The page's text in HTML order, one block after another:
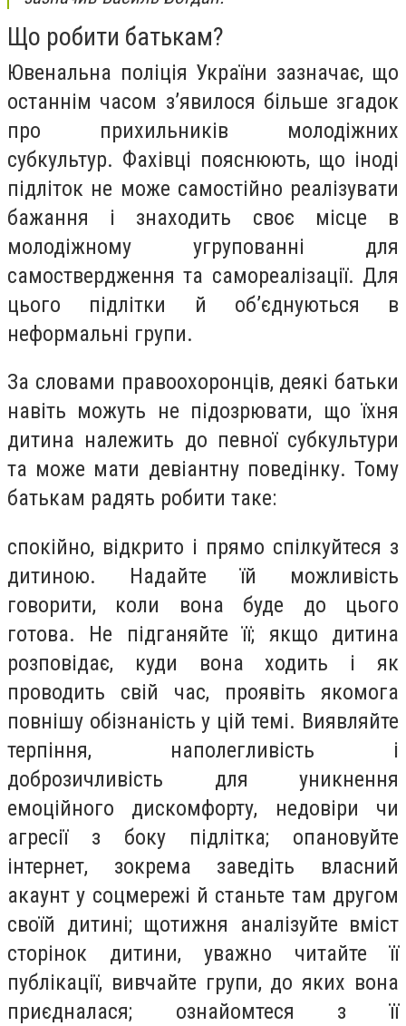
Що робити батькам?
Ювенальна поліція України зазначає, що
останнім часом з’явилося більше згадок
про прихильників молодіжних
субкультур. Фахівці пояснюють, що іноді
підліток не може самостійно реалізувати
бажання і знаходить своє місце в
молодіжному угрупованні для
самоствердження та самореалізації. Для
цього підлітки й об’єднуються в
неформальні групи.
За словами правоохоронців, деякі батьки
навіть можуть не підозрювати, що їхня
дитина належить до певної субкультури
та може мати девіантну поведінку. Тому
батькам радять робити таке:
спокійно, відкрито і прямо спілкуйтеся з
дитиною. Надайте їй можливість
говорити, коли вона буде до цього
готова. Не підганяйте її; якщо дитина
розповідає, куди вона ходить і як
проводить свій час, проявіть якомога
повнішу обізнаність у цій темі. Виявляйте
терпіння, наполегливість і
доброзичливість для уникнення
емоційного дискомфорту, недовіри чи
агресії з боку підлітка; опановуйте
інтернет, зокрема заведіть власний
акаунт у соцмережі й станьте там другом
своїй дитині; щотижня аналізуйте вміст
сторінок дитини, уважно читайте її
публікації, вивчайте групи, до яких вона
приєдналася; ознайомтеся з її